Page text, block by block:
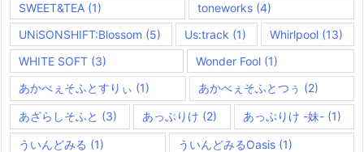
SWEET&TEA (1) toneworks(4)
UNiSONSHIFT:Blossom (5) Us:track (1) Whirlpool (13)
WHITE SOFT (3) Wonder Fool(1)
あかべぇそふとすりぃ (1) あかべぇそふとつぅ (2)
あざらしそふと (3) あっぷりけ (2) あっぷりけ -妹-(1)
ういんどみる (1) ういんどみるOasis (1)